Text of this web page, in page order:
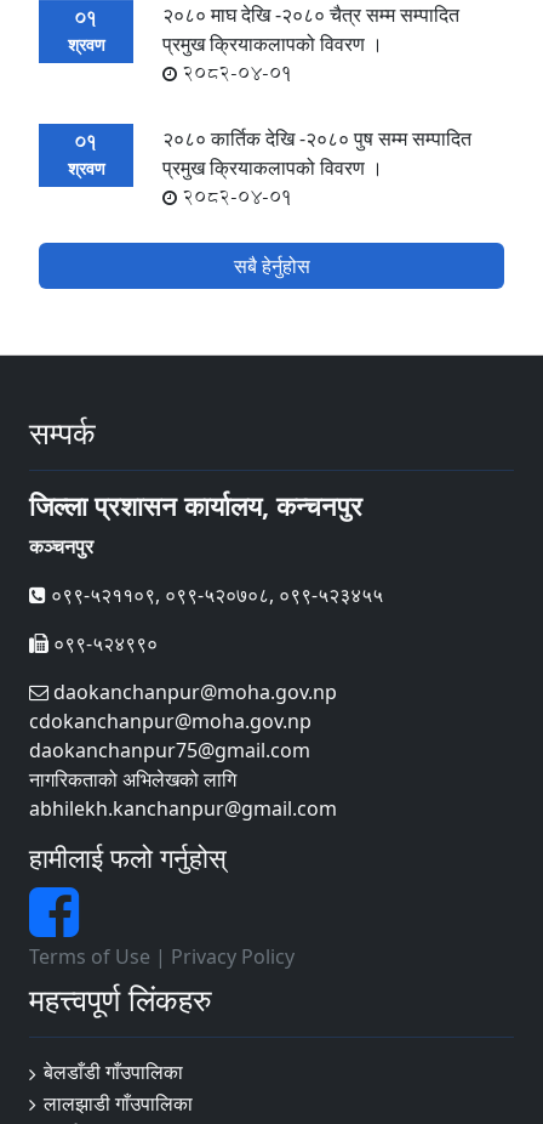
01
श्रवण
२०८० माघ देखि -२०८० चैत्र सम्म सम्पादित
प्रमुख क्रियाकलापको विवरण ।
2082-04-01
01
श्रवण
२०८० कार्तिक देखि -२०८० पुष सम्म सम्पादित
प्रमुख क्रियाकलापको विवरण ।
2082-04-01
सबै हेर्नुहोस
सम्पर्क
जिल्ला प्रशासन कार्यालय, कन्चनपुर
कञ्चनपुर
०९९-५२११०९, ०९९-५२०७०८, ०९९-५२३४५५
०९९-५२४९९०
daokanchanpur@moha.gov.np
cdokanchanpur@moha.gov.np
daokanchanpur75@gmail.com
नागरिकताको अभिलेखको लागि
abhilekh.kanchanpur@gmail.com
हामीलाई फलो गर्नुहोस्
Terms of Use | Privacy Policy
महत्त्वपूर्ण लिंकहरु
बेलडाँडी गाँउपालिका
लालझाडी गाँउपालिका